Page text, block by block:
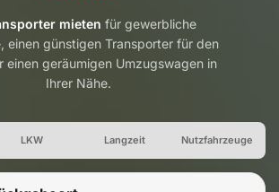
mieten für gewerbliche
einen günstigen Transporter für den
einen geräumigen Umzugswagen in
Ihrer Nähe.
Vermietung
LKW Langzeit Nutzfahrzeuge